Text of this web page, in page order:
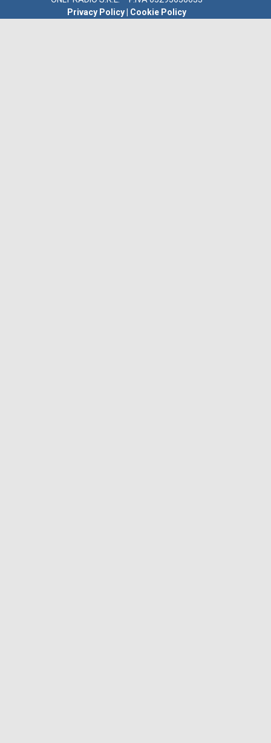
Privacy Policy
Cookie Policy